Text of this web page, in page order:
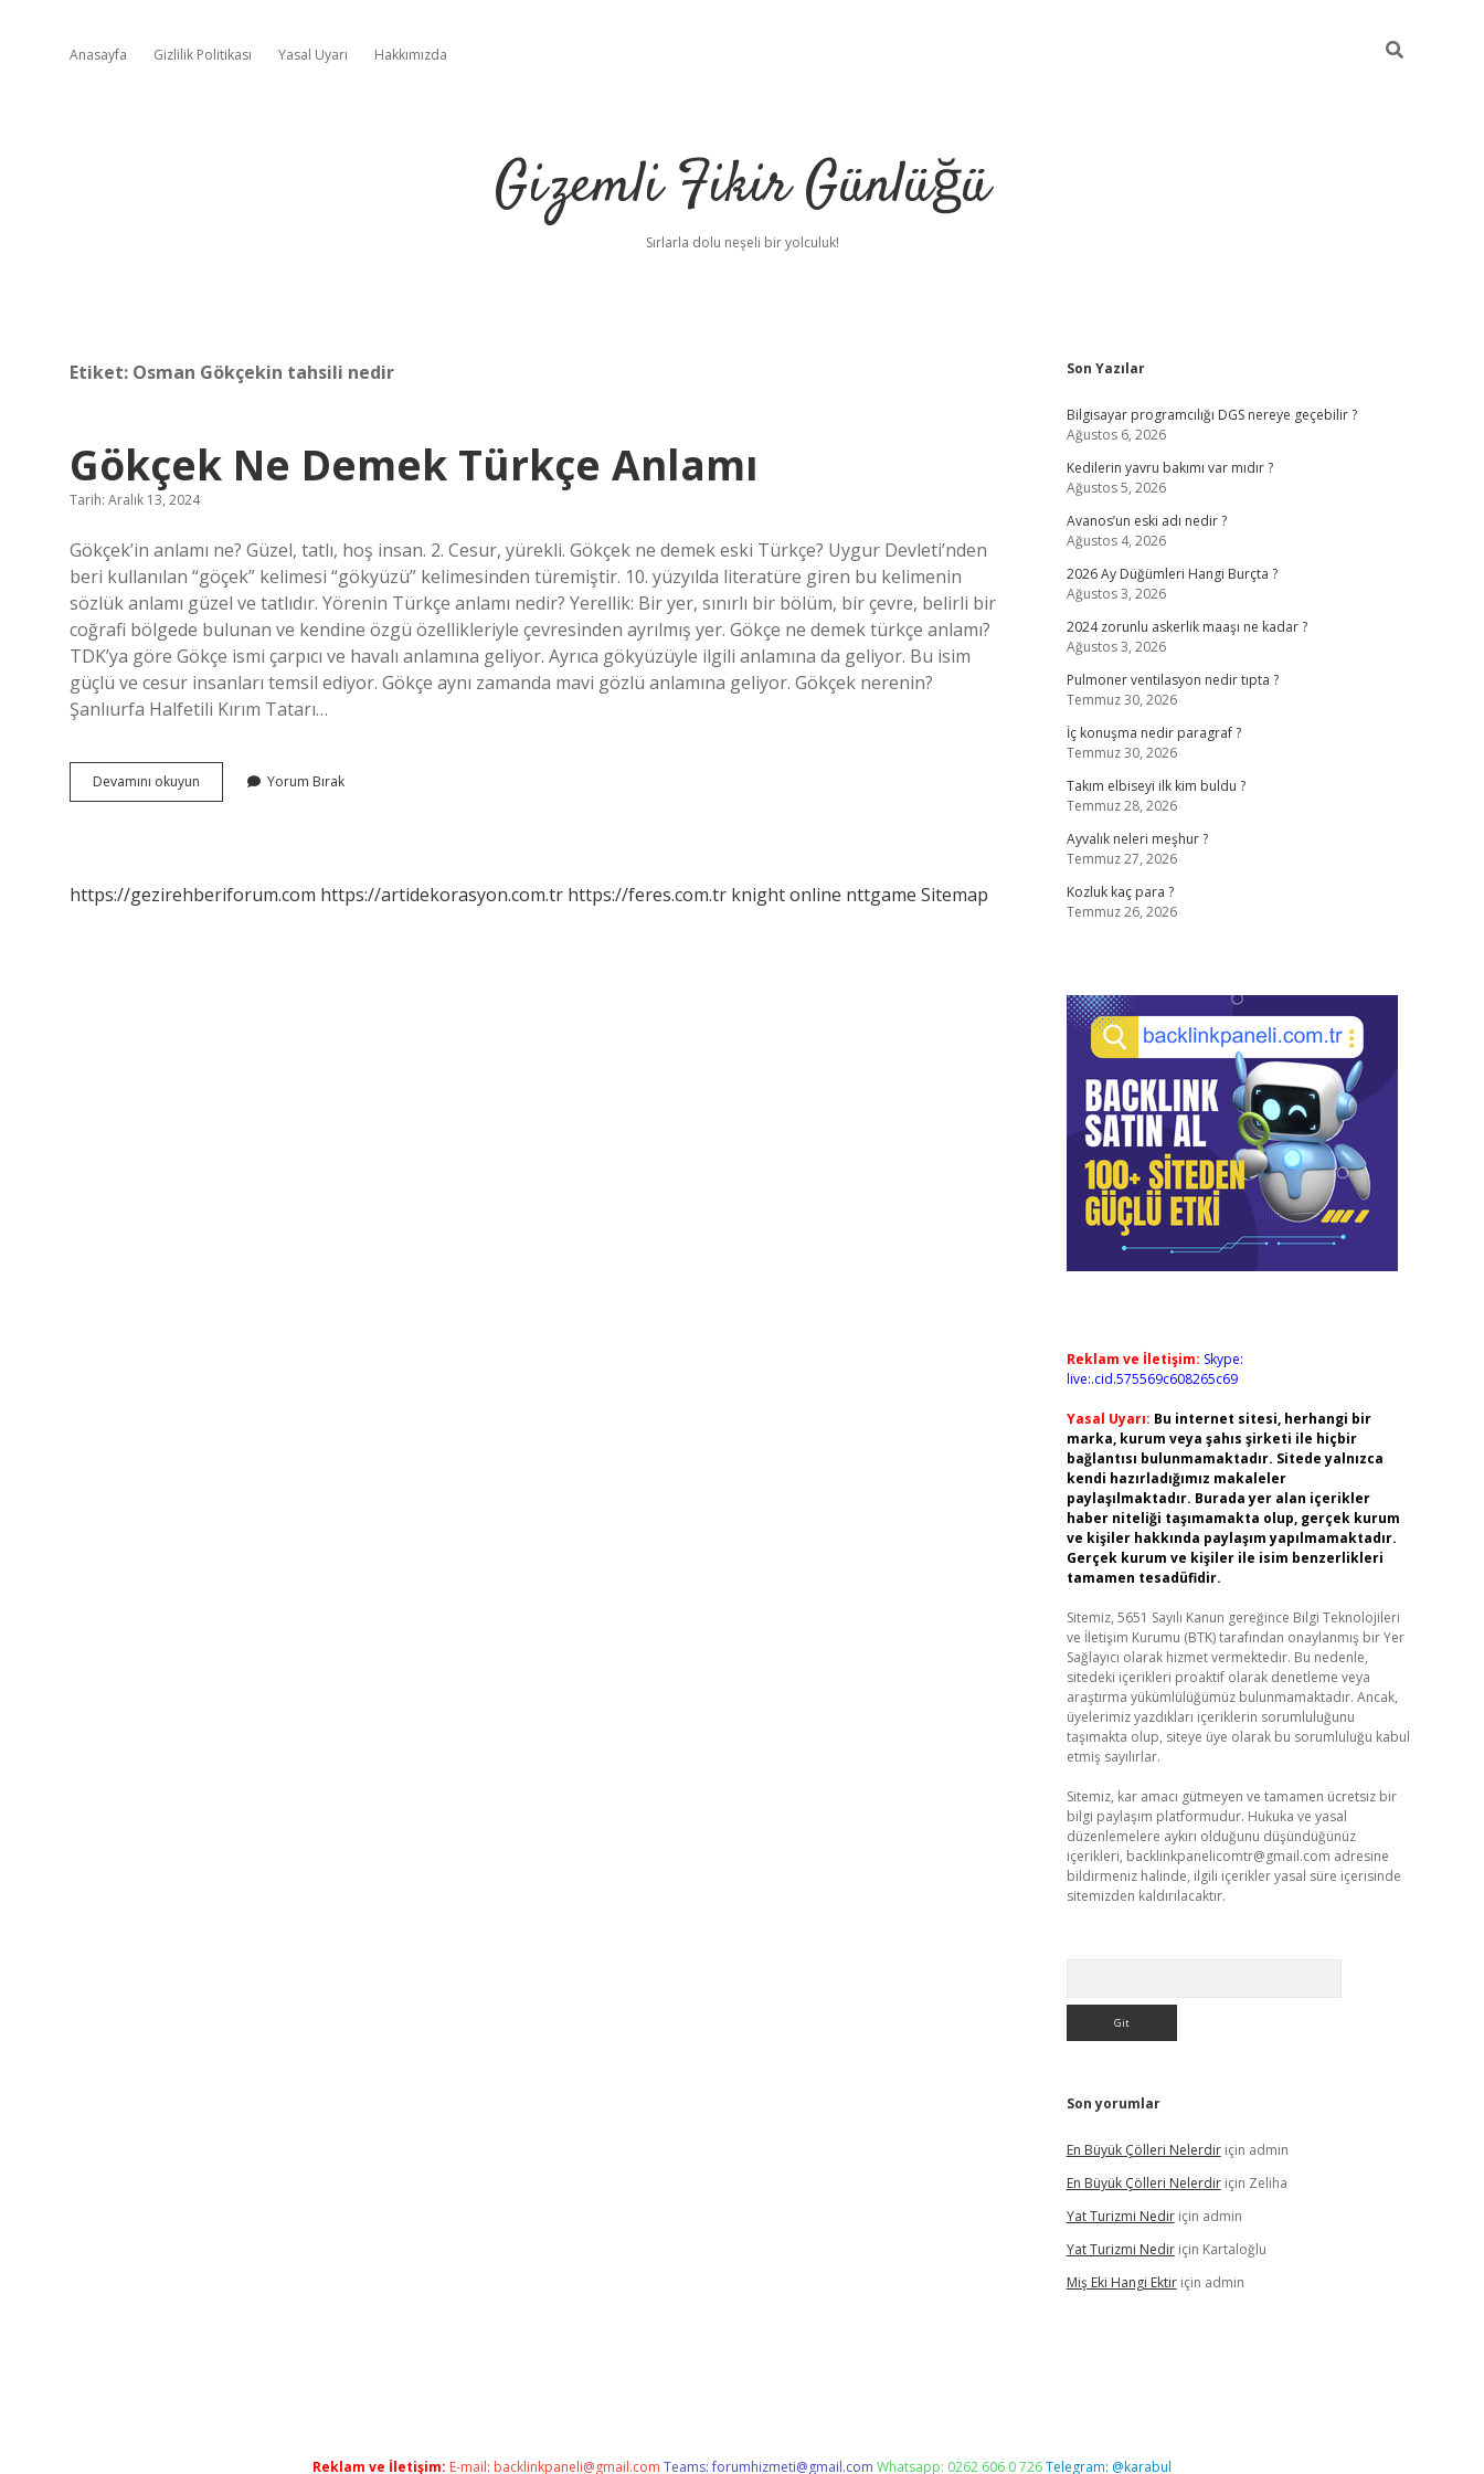
Anasayfa Gizlilik Politikası Yasal Uyarı Hakkımızda
Gizemli Fikir Günlüğü
Sırlarla dolu neşeli bir yolculuk!
Etiket: Osman Gökçekin tahsili nedir
Gökçek Ne Demek Türkçe Anlamı
Tarih: Aralık 13, 2024
Gökçek’in anlamı ne? Güzel, tatlı, hoş insan. 2. Cesur, yürekli. Gökçek ne demek eski Türkçe? Uygur Devleti’nden
beri kullanılan “göçek” kelimesi “gökyüzü” kelimesinden türemiştir. 10. yüzyılda literatüre giren bu kelimenin
sözlük anlamı güzel ve tatlıdır. Yörenin Türkçe anlamı nedir? Yerellik: Bir yer, sınırlı bir bölüm, bir çevre, belirli bir
coğrafi bölgede bulunan ve kendine özgü özellikleriyle çevresinden ayrılmış yer. Gökçe ne demek türkçe anlamı?
TDK’ya göre Gökçe ismi çarpıcı ve havalı anlamına geliyor. Ayrıca gökyüzüyle ilgili anlamına da geliyor. Bu isim
güçlü ve cesur insanları temsil ediyor. Gökçe aynı zamanda mavi gözlü anlamına geliyor. Gökçek nerenin?
Şanlıurfa Halfetili Kırım Tatarı…
Devamını okuyun
Ne
Yorum Bırak
https://gezirehberiforum.com https://artidekorasyon.com.tr https://feres.com.tr knight online nttgame Sitemap
Sidebar
Son Yazılar
Bilgisayar programcılığı DGS nereye geçebilir ?
Ağustos 6, 2026
Kedilerin yavru bakımı var mıdır ?
Ağustos 5, 2026
Avanos’un eski adı nedir ?
Ağustos 4, 2026
2026 Ay Düğümleri Hangi Burçta ?
Ağustos 3, 2026
2024 zorunlu askerlik maaşı ne kadar ?
Ağustos 3, 2026
Pulmoner ventilasyon nedir tıpta ?
Temmuz 30, 2026
İç konuşma nedir paragraf ?
Temmuz 30, 2026
Takım elbiseyi ilk kim buldu ?
Temmuz 28, 2026
Ayvalık neleri meşhur ?
Temmuz 27, 2026
Kozluk kaç para ?
Temmuz 26, 2026
Reklam ve İletişim: Skype:
live:.cid.575569c608265c69
Yasal Uyarı: Bu internet sitesi, herhangi bir
marka, kurum veya şahıs şirketi ile hiçbir
bağlantısı bulunmamaktadır. Sitede yalnızca
kendi hazırladığımız makaleler
paylaşılmaktadır. Burada yer alan içerikler
haber niteliği taşımamakta olup, gerçek kurum
ve kişiler hakkında paylaşım yapılmamaktadır.
Gerçek kurum ve kişiler ile isim benzerlikleri
tamamen tesadüfidir.
Sitemiz, 5651 Sayılı Kanun gereğince Bilgi Teknolojileri
ve İletişim Kurumu (BTK) tarafından onaylanmış bir Yer
Sağlayıcı olarak hizmet vermektedir. Bu nedenle,
sitedeki içerikleri proaktif olarak denetleme veya
araştırma yükümlülüğümüz bulunmamaktadır. Ancak,
üyelerimiz yazdıkları içeriklerin sorumluluğunu
taşımakta olup, siteye üye olarak bu sorumluluğu kabul
etmiş sayılırlar.
Sitemiz, kar amacı gütmeyen ve tamamen ücretsiz bir
bilgi paylaşım platformudur. Hukuka ve yasal
düzenlemelere aykırı olduğunu düşündüğünüz
içerikleri, backlinkpanelicomtr@gmail.com adresine
bildirmeniz halinde, ilgili içerikler yasal süre içerisinde
sitemizden kaldırılacaktır.
Son yorumlar
En Büyük Çölleri Nelerdiriçin admin
En Büyük Çölleri Nelerdiriçin Zeliha
Yat Turizmi Nediriçin admin
Yat Turizmi Nediriçin Kartaloğlu
Miş Eki Hangi Ektiriçin admin
Reklam ve İletişim: E-mail: backlinkpaneli@gmail.com Teams:forumhizmeti@gmail.com Whatsapp: 0262 606 0 726Telegram: @karabul